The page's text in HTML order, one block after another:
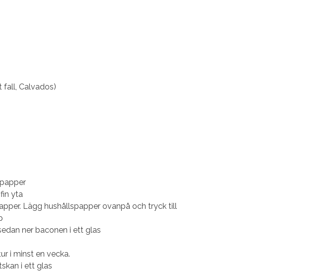
fall, Calvados)
yta
Lägg hushållspapper ovanpå och tryck till
ner baconen i ett glas
i minst en vecka.
i ett glas